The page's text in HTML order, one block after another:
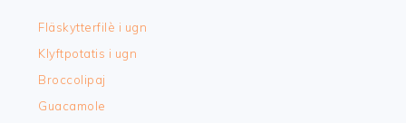
Fläskytterfilè i ugn
Klyftpotatis i ugn
Broccolipaj
Guacamole